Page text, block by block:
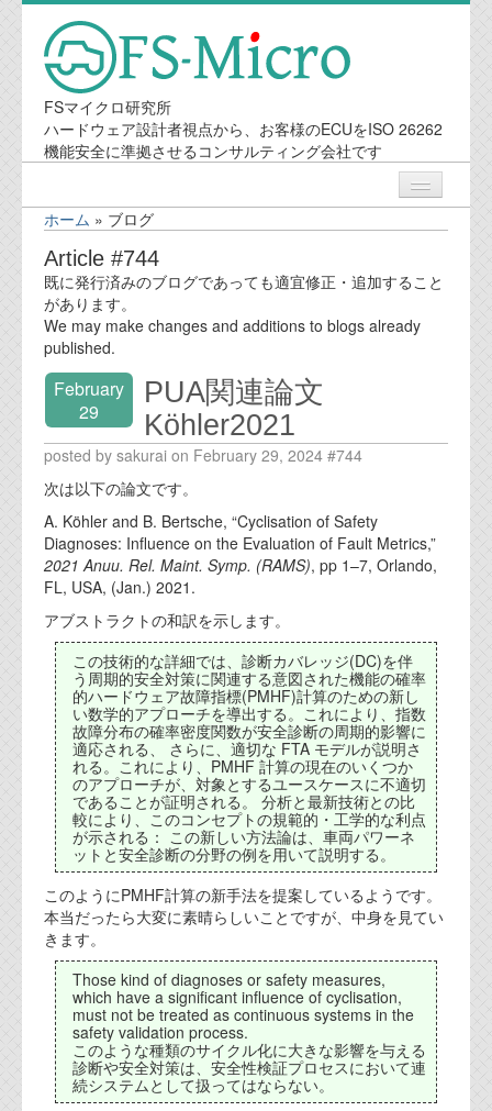
FSマイクロ研究所
ハードウェア設計者視点から、お客様のECUをISO 26262
機能安全に準拠させるコンサルティング会社です
ニュース
業務内容
会社案内
会社概要
オフィス
実績
ブログ
機能安全ブログ
設計ブログ
テクノロジ
外部投稿記事
ブログテーマ
技術文書
ご希望の方は、お問い合わせページから
資料閲覧パスワードをお問い合わせ頂き
ログインをお願い致します。アカウント
名は"opendocument"です。
機能安全用語集
ホーム » ブログ
Article #744
既に発行済みのブログであっても適宜修正・追加すること
があります。
We may make changes and additions to blogs already
published.
February
29
PUA関連論文
Köhler2021
posted by sakurai on February 29, 2024 #744
次は以下の論文です。
A. Köhler and B. Bertsche, “Cyclisation of Safety
Diagnoses: Influence on the Evaluation of Fault Metrics,”
2021 Anuu. Rel. Maint. Symp. (RAMS), pp 1–7, Orlando,
FL, USA, (Jan.) 2021.
アブストラクトの和訳を示します。
この技術的な詳細では、診断カバレッジ(DC)を伴
う周期的安全対策に関連する意図された機能の確率
的ハードウェア故障指標(PMHF)計算のための新し
い数学的アプローチを導出する。これにより、指数
故障分布の確率密度関数が安全診断の周期的影響に
適応される、 さらに、適切な FTA モデルが説明さ
れる。これにより、PMHF 計算の現在のいくつか
のアプローチが、対象とするユースケースに不適切
であることが証明される。 分析と最新技術との比
較により、このコンセプトの規範的・工学的な利点
が示される： この新しい方法論は、車両パワーネ
ットと安全診断の分野の例を用いて説明する。
このようにPMHF計算の新手法を提案しているようです。
本当だったら大変に素晴らしいことですが、中身を見てい
きます。
Those kind of diagnoses or safety measures,
which have a significant influence of cyclisation,
must not be treated as continuous systems in the
safety validation process.
このような種類のサイクル化に大きな影響を与える
診断や安全対策は、安全性検証プロセスにおいて連
続システムとして扱ってはならない。